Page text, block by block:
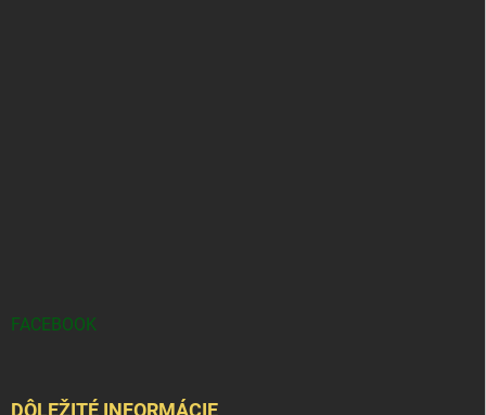
FACEBOOK
DÔLEŽITÉ INFORMÁCIE